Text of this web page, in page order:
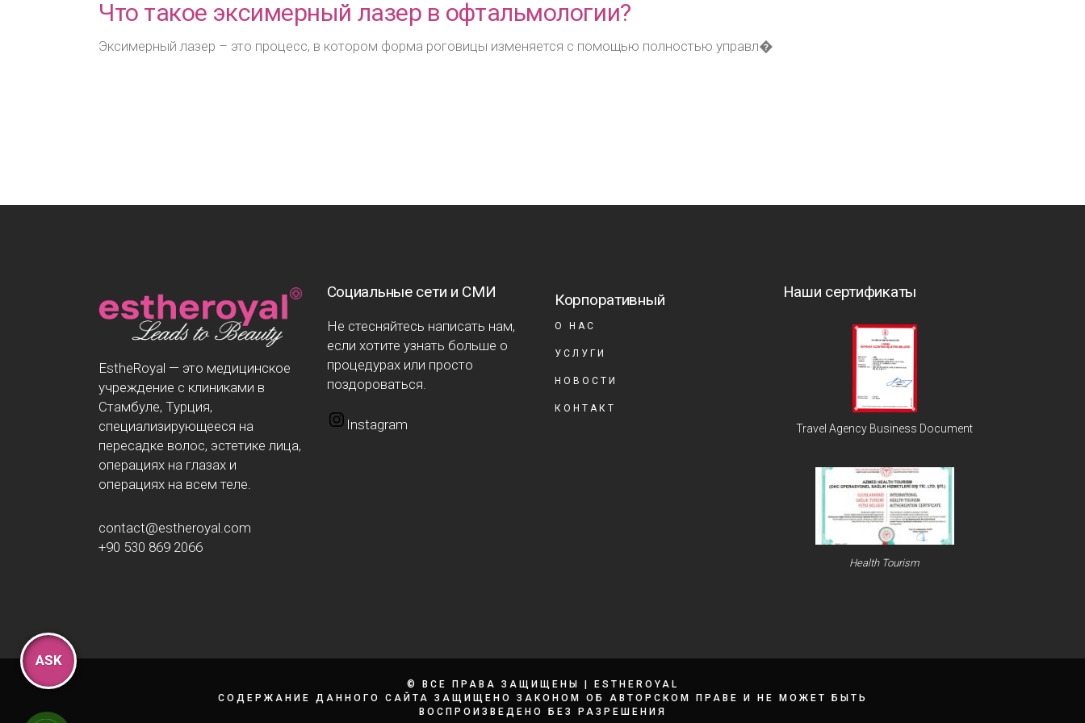
Что такое эксимерный лазер в офтальмологии?
Эксимерный лазер – это процесс, в котором форма роговицы изменяется с помощью полностью управл�
EstheRoyal — это медицинское
учреждение с клиниками в
Стамбуле, Турция,
специализирующееся на
пересадке волос, эстетике лица,
операциях на глазах и
операциях на всем теле.
contact@estheroyal.com
+90 530 869 2066
Социальные сети и СМИ
Не стесняйтесь написать нам,
если хотите узнать больше о
процедурах или просто
поздороваться.
Instagram
Корпоративный
О НАС
УСЛУГИ
НОВОСТИ
КОНТАКТ
Наши сертификаты
Travel Agency Business Document
Health Tourism
© ВСЕ ПРАВА ЗАЩИЩЕНЫ | ESTHEROYAL
СОДЕРЖАНИЕ ДАННОГО САЙТА ЗАЩИЩЕНО ЗАКОНОМ ОБ АВТОРСКОМ ПРАВЕ И НЕ МОЖЕТ БЫТЬ
ВОСПРОИЗВЕДЕНО БЕЗ РАЗРЕШЕНИЯ
ASK